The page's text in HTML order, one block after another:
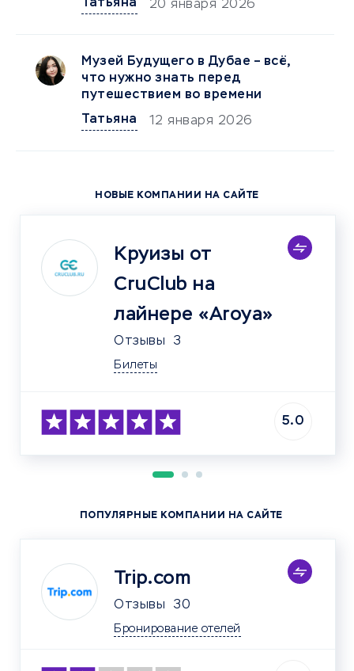
Татьяна 20 января 2026
Музей Будущего в Дубае – всё,
что нужно знать перед
путешествием во времени
Татьяна
12 января 2026
НОВЫЕ КОМПАНИИ НА САЙТЕ
Круизы от
CruClub на
лайнере «Aroya»
Отзывы 3
Билеты
5.0
ПОПУЛЯРНЫЕ КОМПАНИИ НА САЙТЕ
Trip.com
Отзывы 30
Бронирование отелей